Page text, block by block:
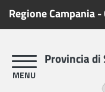
Regione Campania-
Provincia di